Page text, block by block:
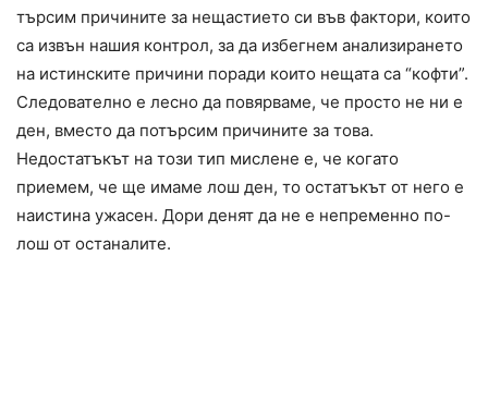
търсим причините за нещастието си във фактори, които
са извън нашия контрол, за да избегнем анализирането
на истинските причини поради които нещата са “кофти”.
Следователно е лесно да повярваме, че просто не ни е
ден, вместо да потърсим причините за това.
Недостатъкът на този тип мислене е, че когато
приемем, че ще имаме лош ден, то остатъкът от него е
наистина ужасен. Дори денят да не е непременно по-
лош от останалите.